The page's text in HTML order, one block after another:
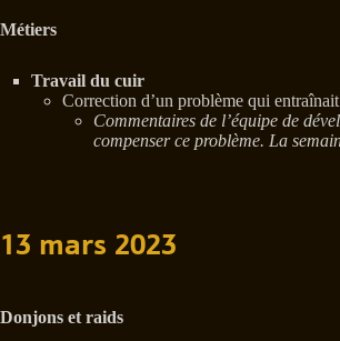
Métiers
Travail du cuir
Correction d’un problème qui
Commentaires de l’équipe de
compenser ce problème. La
13 mars 2023
Donjons et raids